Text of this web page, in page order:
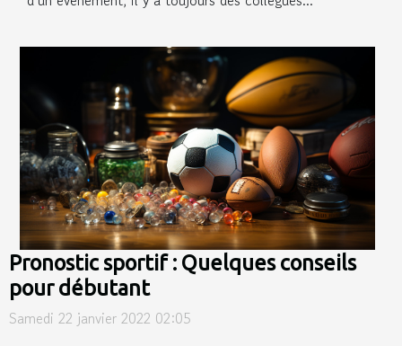
Pronostic sportif : Quelques conseils
pour débutant
Samedi 22 janvier 2022 02:05